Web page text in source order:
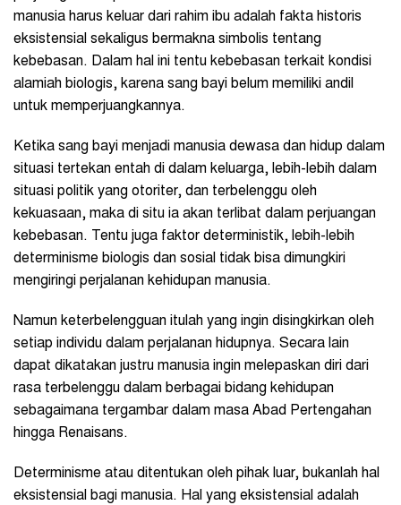
manusia harus keluar dari rahim ibu adalah fakta historis
eksistensial sekaligus bermakna simbolis tentang
kebebasan. Dalam hal ini tentu kebebasan terkait kondisi
alamiah biologis, karena sang bayi belum memiliki andil
untuk memperjuangkannya.
Ketika sang bayi menjadi manusia dewasa dan hidup dalam
situasi tertekan entah di dalam keluarga, lebih-lebih dalam
situasi politik yang otoriter, dan terbelenggu oleh
kekuasaan, maka di situ ia akan terlibat dalam perjuangan
kebebasan. Tentu juga faktor deterministik, lebih-lebih
determinisme biologis dan sosial tidak bisa dimungkiri
mengiringi perjalanan kehidupan manusia.
Namun keterbelengguan itulah yang ingin disingkirkan oleh
setiap individu dalam perjalanan hidupnya. Secara lain
dapat dikatakan justru manusia ingin melepaskan diri dari
rasa terbelenggu dalam berbagai bidang kehidupan
sebagaimana tergambar dalam masa Abad Pertengahan
hingga Renaisans.
Determinisme atau ditentukan oleh pihak luar, bukanlah hal
eksistensial bagi manusia. Hal yang eksistensial adalah